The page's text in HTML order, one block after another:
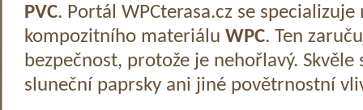
PVC. Portál WPCterasa.cz se specializuje
kompozitního materiálu WPC. Ten
bezpečnost, protože je nehořlavý.
sluneční paprsky ani jiné povětrnostní